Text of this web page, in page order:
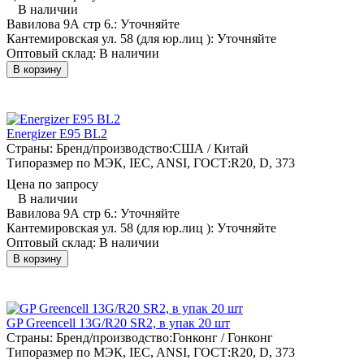
В наличии
Вавилова 9А стр 6.: Уточняйте
Кантемировская ул. 58 (для юр.лиц ): Уточняйте
Оптовый склад: В наличии
В корзину
Energizer E95 BL2
Страны: Бренд/производство:США / Китай
Типоразмер по МЭК, IEC, ANSI, ГОСТ:R20, D, 373
Цена по запросу
В наличии
Вавилова 9А стр 6.: Уточняйте
Кантемировская ул. 58 (для юр.лиц ): Уточняйте
Оптовый склад: В наличии
В корзину
GP Greencell 13G/R20 SR2, в упак 20 шт
Страны: Бренд/производство:Гонконг / Гонконг
Типоразмер по МЭК, IEC, ANSI, ГОСТ:R20, D, 373